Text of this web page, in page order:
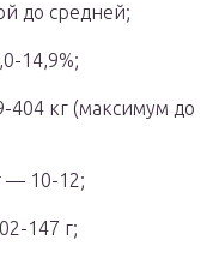
до средней;
14,9%;
404 кг (максимум до
— 10-12;
147 г;